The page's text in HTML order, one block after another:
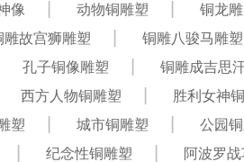
像 动物铜雕塑 铜龙
雕故宫狮雕塑 铜雕八骏马雕塑
孔子铜像雕塑 铜雕成吉思
西方人物铜雕塑 胜利女神
塑 城市铜雕塑 公园
纪念性铜雕塑 阿波罗